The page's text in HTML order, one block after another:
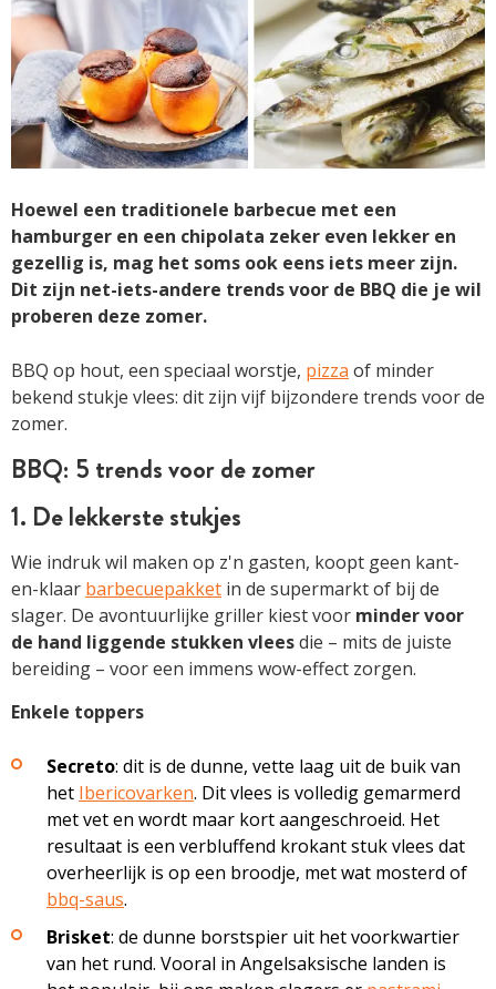
Hoewel een traditionele barbecue met een
hamburger en een chipolata zeker even lekker en
gezellig is, mag het soms ook eens iets meer zijn.
Dit zijn net-iets-andere trends voor de BBQ die je wil
proberen deze zomer.
BBQ op hout, een speciaal worstje, pizza of minder
bekend stukje vlees: dit zijn vijf bijzondere trends voor de
zomer.
BBQ: 5 trends voor de zomer
1. De lekkerste stukjes
Wie indruk wil maken op z'n gasten, koopt geen kant-
en-klaar barbecuepakket in de supermarkt of bij de
slager. De avontuurlijke griller kiest voor minder voor
de hand liggende stukken vleesdie – mits de juiste
bereiding – voor een immens wow-effect zorgen.
Enkele toppers
Secreto: dit is de dunne, vette laag uit de buik van
het Ibericovarken. Dit vlees is volledig gemarmerd
met vet en wordt maar kort aangeschroeid. Het
resultaat is een verbluffend krokant stuk vlees dat
overheerlijk is op een broodje, met wat mosterd of
bbq-saus.
Brisket: de dunne borstspier uit het voorkwartier
van het rund. Vooral in Angelsaksische landen is